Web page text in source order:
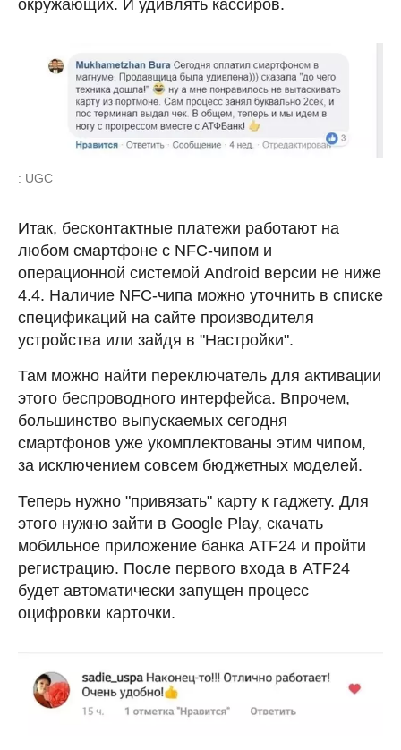
окружающих. И удивлять кассиров.
: UGC
Итак, бесконтактные платежи работают на
любом смартфоне с NFC-чипом и
операционной системой Android версии не ниже
4.4. Наличие NFC-чипа можно уточнить в списке
спецификаций на сайте производителя
устройства или зайдя в "Настройки".
Там можно найти переключатель для активации
этого беспроводного интерфейса. Впрочем,
большинство выпускаемых сегодня
смартфонов уже укомплектованы этим чипом,
за исключением совсем бюджетных моделей.
Теперь нужно "привязать" карту к гаджету. Для
этого нужно зайти в Google Play, скачать
мобильное приложение банка ATF24 и пройти
регистрацию. После первого входа в ATF24
будет автоматически запущен процесс
оцифровки карточки.